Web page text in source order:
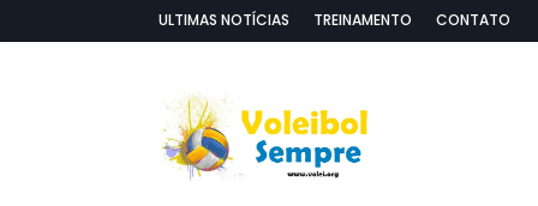
ULTIMAS NOTÍCIAS TREINAMENTO CONTATO